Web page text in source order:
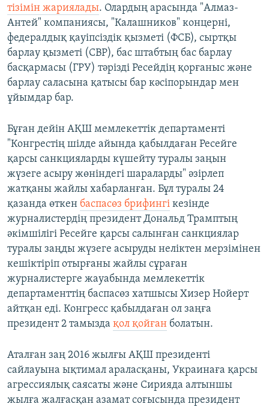
тізімін жариялады. Олардың арасында "Алмаз-
Антей" компаниясы, "Калашников" концерні,
федералдық қауіпсіздік қызметі (ФСБ), сыртқы
барлау қызметі (СВР), бас штабтың бас барлау
басқармасы (ГРУ) тәрізді Ресейдің қорғаныс және
барлау саласына қатысы бар кәсіпорындар мен
ұйымдар бар.
Бұған дейін АҚШ мемлекеттік департаменті
"Конгрестің шілде айында қабылдаған Ресейге
қарсы санкцияларды күшейту туралы заңын
жүзеге асыру жөніндегі шараларды" әзірлеп
жатқаны жайлы хабарланған. Бұл туралы 24
қазанда өткен баспасөз брифингі кезінде
журналистердің президент Дональд Трамптың
әкімшілігі Ресейге қарсы салынған санкциялар
туралы заңды жүзеге асыруды неліктен мерзімінен
кешіктіріп отырғаны жайлы сұраған
журналистерге жауабында мемлекеттік
департаменттің баспасөз хатшысы Хизер Нойерт
айтқан еді. Конгресс қабылдаған ол заңға
президент 2 тамызда қол қойған болатын.
Аталған заң 2016 жылғы АҚШ президенті
сайлауына ықтимал араласқаны, Украинаға қарсы
агрессиялық саясаты және Сирияда алтыншы
жылға жалғасқан азамат соғысында президент